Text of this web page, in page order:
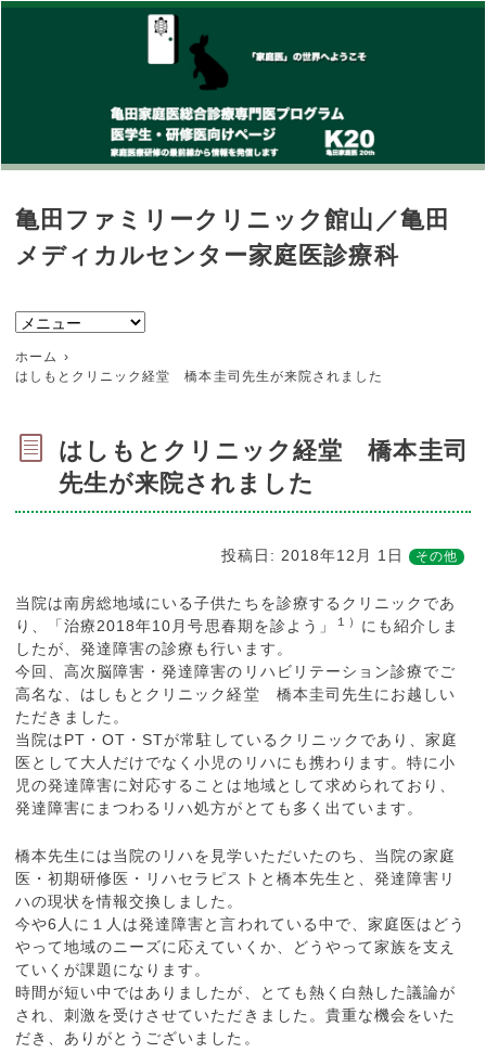
亀田ファミリークリニック館山／亀田
メディカルセンター家庭医診療科
ホーム
はしもとクリニック経堂 橋本圭司先生が来院されました
はしもとクリニック経堂 橋本圭司
先生が来院されました
投稿日: 2018年12月 1日 その他
当院は南房総地域にいる子供たちを診療するクリニックであ
り、「治療2018年10月号思春期を診よう」
１）
にも紹介しま
したが、発達障害の診療も行います。
今回、高次脳障害・発達障害のリハビリテーション診療でご
高名な、はしもとクリニック経堂 橋本圭司先生にお越しい
ただきました。
当院はPT・OT・STが常駐しているクリニックであり、家庭
医として大人だけでなく小児のリハにも携わります。特に小
児の発達障害に対応することは地域として求められており、
発達障害にまつわるリハ処方がとても多く出ています。
橋本先生には当院のリハを見学いただいたのち、当院の家庭
医・初期研修医・リハセラピストと橋本先生と、発達障害リ
ハの現状を情報交換しました。
今や6人に１人は発達障害と言われている中で、家庭医はどう
やって地域のニーズに応えていくか、どうやって家族を支え
ていくが課題になります。
時間が短い中ではありましたが、とても熱く白熱した議論が
され、刺激を受けさせていただきました。貴重な機会をいた
だき、ありがとうございました。